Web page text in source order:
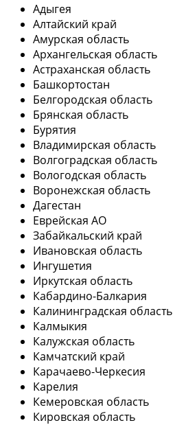
Адыгея
Алтайский край
Амурская область
Архангельская область
Астраханская область
Башкортостан
Белгородская область
Брянская область
Бурятия
Владимирская область
Волгоградская область
Вологодская область
Воронежская область
Дагестан
Еврейская АО
Забайкальский край
Ивановская область
Ингушетия
Иркутская область
Кабардино-Балкария
Калининградская область
Калмыкия
Калужская область
Камчатский край
Карачаево-Черкесия
Карелия
Кемеровская область
Кировская область